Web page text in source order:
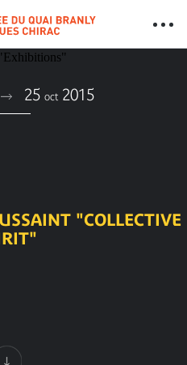
25 oct 2015
"COLLECTIVE